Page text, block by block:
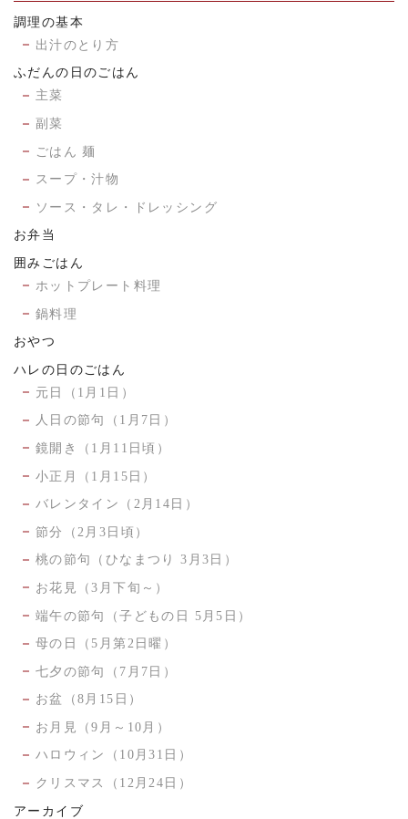
調理の基本
出汁のとり方
ふだんの日のごはん
主菜
副菜
ごはん 麺
スープ・汁物
ソース・タレ・ドレッシング
お弁当
囲みごはん
ホットプレート料理
鍋料理
おやつ
ハレの日のごはん
元日（1月1日）
人日の節句（1月7日）
鏡開き（1月11日頃）
小正月（1月15日）
バレンタイン（2月14日）
節分（2月3日頃）
桃の節句（ひなまつり 3月3日）
お花見（3月下旬～）
端午の節句（子どもの日 5月5日）
母の日（5月第2日曜）
七夕の節句（7月7日）
お盆（8月15日）
お月見（9月～10月）
ハロウィン（10月31日）
クリスマス（12月24日）
アーカイブ